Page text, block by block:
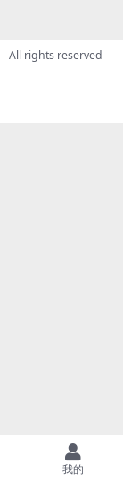
- All rights reserved
我的